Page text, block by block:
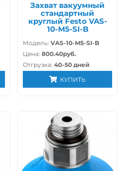
Захват вакуумный
стандартный
круглый Festo VAS-
10-M5-SI-B
Модель: VAS-10-M5-SI-B
Цена: 800.40руб.
Отгрузка: 40-50 дней
КУПИТЬ